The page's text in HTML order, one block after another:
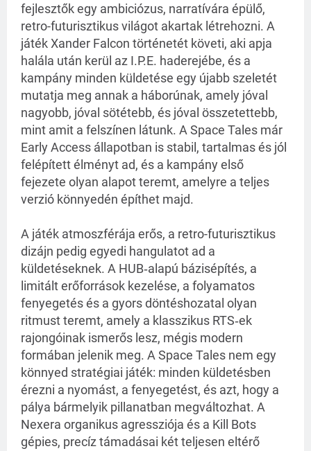
fejlesztők egy ambiciózus, narratívára épülő,
retro-futurisztikus világot akartak létrehozni. A
játék Xander Falcon történetét követi, aki apja
halála után kerül az I.P.E. haderejébe, és a
kampány minden küldetése egy újabb szeletét
mutatja meg annak a háborúnak, amely jóval
nagyobb, jóval sötétebb, és jóval összetettebb,
mint amit a felszínen látunk. A Space Tales már
Early Access állapotban is stabil, tartalmas és jól
felépített élményt ad, és a kampány első
fejezete olyan alapot teremt, amelyre a teljes
verzió könnyedén építhet majd.
A játék atmoszférája erős, a retro-futurisztikus
dizájn pedig egyedi hangulatot ad a
küldetéseknek. A HUB‑alapú bázisépítés, a
limitált erőforrások kezelése, a folyamatos
fenyegetés és a gyors döntéshozatal olyan
ritmust teremt, amely a klasszikus RTS‑ek
rajongóinak ismerős lesz, mégis modern
formában jelenik meg. A Space Tales nem egy
könnyed stratégiai játék: minden küldetésben
érezni a nyomást, a fenyegetést, és azt, hogy a
pálya bármelyik pillanatban megváltozhat. A
Nexera organikus agressziója és a Kill Bots
gépies, precíz támadásai két teljesen eltérő